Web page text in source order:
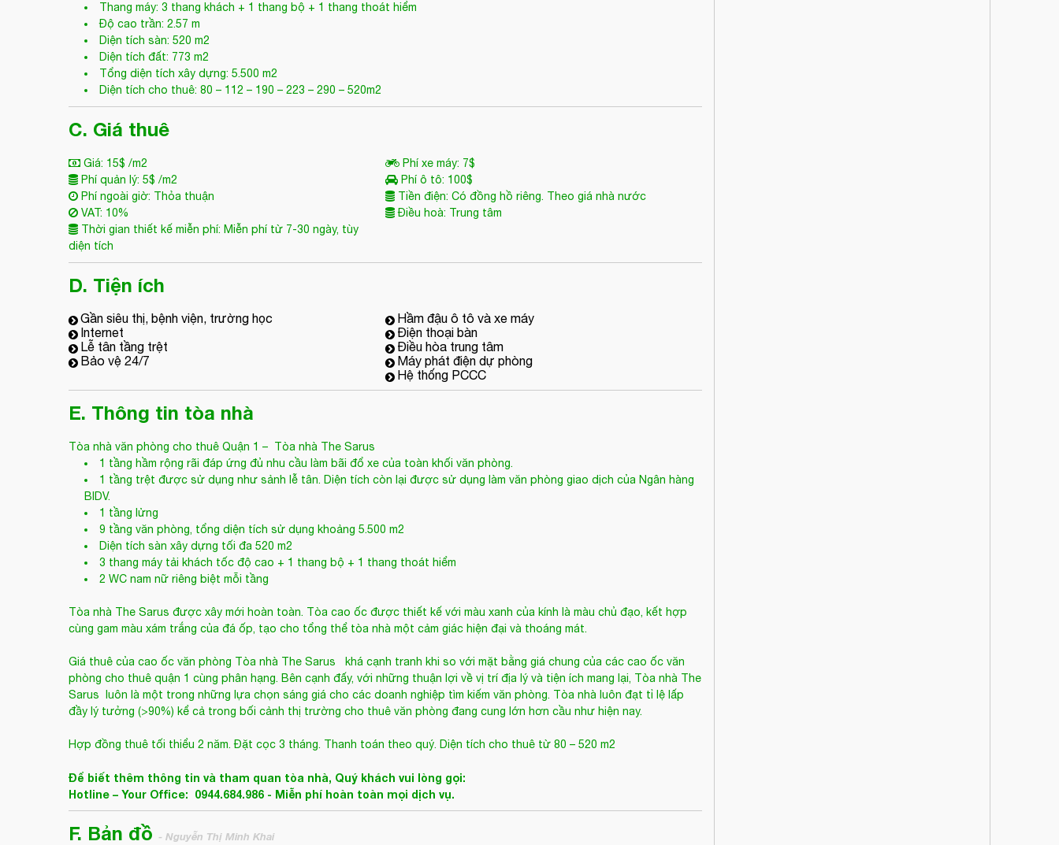
Thang máy: 3 thang khách + 1 thang bộ + 1 thang thoát hiểm
Độ cao trần: 2.57 m
Diện tích sàn: 520 m2
Diện tích đất: 773 m2
Tổng diện tích xây dựng: 5.500 m2
Diện tích cho thuê: 80 – 112 – 190 – 223 – 290 – 520m2
C. Giá thuê
Giá: 15$ /m2
Phí xe máy: 7$
Phí quản lý: 5$ /m2
Phí ô tô: 100$
Phí ngoài giờ: Thỏa thuận
Tiền điện: Có đồng hồ riêng. Theo giá nhà nước
VAT: 10%
Điều hoà: Trung tâm
Thời gian thiết kế miễn phí: Miễn phí từ 7-30 ngày, tùy
diện tích
D. Tiện ích
Gần siêu thị, bệnh viện, trường học
Internet
Lễ tân tầng trệt
Bảo vệ 24/7
Hầm đậu ô tô và xe máy
Điện thoại bàn
Điều hòa trung tâm
Máy phát điện dự phòng
Hệ thống PCCC
E. Thông tin tòa nhà
Tòa nhà văn phòng cho thuê Quận 1 – Tòa nhà The Sarus
1 tầng hầm rộng rãi đáp ứng đủ nhu cầu làm bãi đổ xe của toàn khối văn phòng.
1 tầng trệt được sử dụng như sảnh lễ tân. Diện tích còn lại được sử dụng làm văn phòng giao dịch của Ngân hàng
BIDV.
1 tầng lửng
9 tầng văn phòng, tổng diện tích sử dụng khoảng 5.500 m2
Diện tích sàn xây dựng tối đa 520 m2
3 thang máy tải khách tốc độ cao + 1 thang bộ + 1 thang thoát hiểm
2 WC nam nữ riêng biệt mỗi tầng
Tòa nhà The Sarus được xây mới hoàn toàn. Tòa cao ốc được thiết kế với màu xanh của kính là màu chủ đạo, kết hợp
cùng gam màu xám trắng của đá ốp, tạo cho tổng thể tòa nhà một cảm giác hiện đại và thoáng mát.
Giá thuê của cao ốc văn phòng Tòa nhà The Sarus
khá cạnh tranh khi so với mặt bằng giá chung của các cao ốc văn
phòng cho thuê quận 1 cùng phân hạng. Bên cạnh đấy, với những thuận lợi về vị trí địa lý và tiện ích mang lại, Tòa nhà The
Sarus luôn là một trong những lựa chọn sáng giá cho các doanh nghiệp tìm kiếm văn phòng. Tòa nhà luôn đạt tỉ lệ lấp
đầy lý tưởng (>90%) kể cả trong bối cảnh thị trường cho thuê văn phòng đang cung lớn hơn cầu như hiện nay.
Hợp đồng thuê tối thiểu 2 năm. Đặt cọc 3 tháng. Thanh toán theo quý. Diện tích cho thuê từ 80 – 520 m2
Để biết thêm thông tin và tham quan tòa nhà, Quý khách vui lòng gọi:
Hotline – Your Office: 0944.684.986 - Miễn phí hoàn toàn mọi dịch vụ.
F. Bản đồ - Nguyễn Thị Minh Khai